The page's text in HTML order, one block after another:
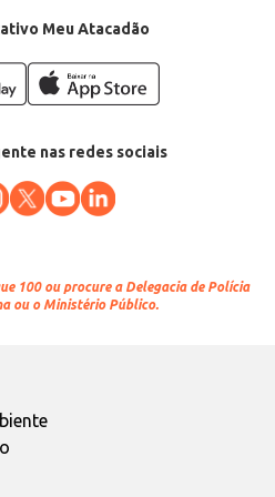
Meu Atacadão
nas redes sociais
100 ou procure a Delegacia de Polícia
ou o Ministério Público.